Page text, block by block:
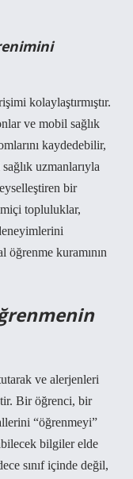
kolaylaştırmıştır.
ve mobil sağlık
kaydedebilir,
uzmanlarıyla
bir
topluluklar,
öğrenme kuramının
ve alerjenleri
Bir öğrenci, bir
“öğrenmeyi”
bilgiler elde
sınıf içinde değil,